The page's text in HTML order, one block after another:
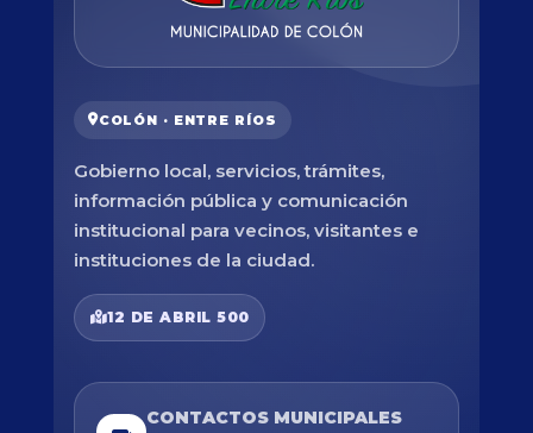
COLÓN · ENTRE RÍOS
Gobierno local, servicios, trámites,
información pública y comunicación
institucional para vecinos, visitantes e
instituciones de la ciudad.
12 DE ABRIL 500
CONTACTOS MUNICIPALES